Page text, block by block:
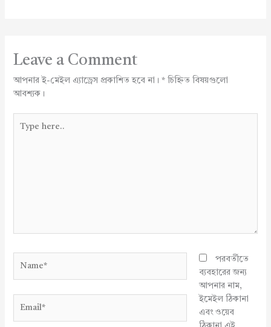
Leave a Comment
আপনার ই-মেইল এ্যাড্রেস প্রকাশিত হবে না। *চিহ্নিত বিষয়গুলো
আবশ্যক।
here..
পরবর্তীতে
ব্যবহারের জন্য
আপনার নাম,
ইমেইল ঠিকানা
এবং ওয়েব